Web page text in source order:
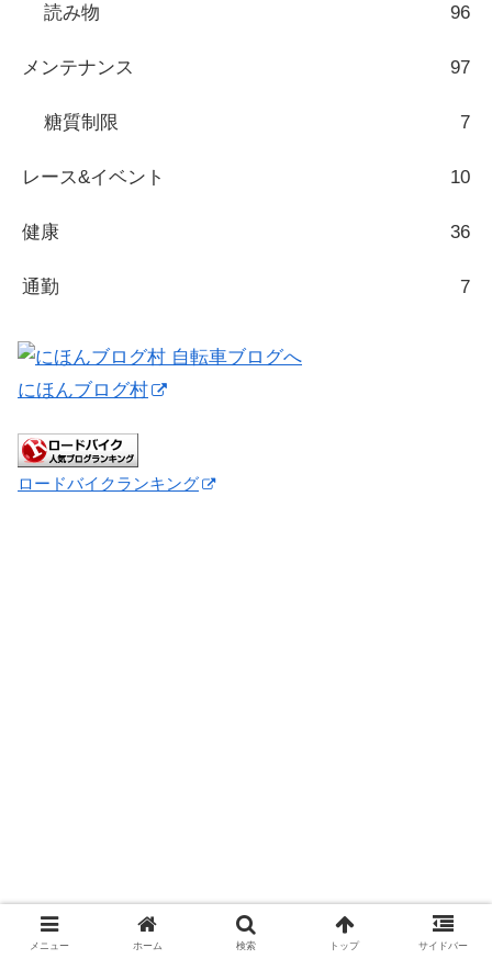
読み物 96
メンテナンス 97
糖質制限 7
レース&イベント 10
健康 36
通勤 7
にほんブログ村
ロードバイクランキング
メニュー ホーム 検索 トップ サイドバー